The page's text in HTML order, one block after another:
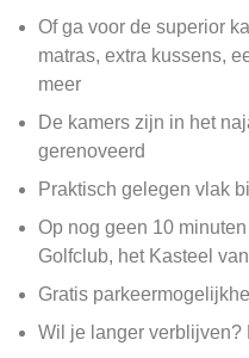
Of ga voor de superior
matras, extra kussens,
meer
De kamers zijn in het
gerenoveerd
Praktisch gelegen vlak
Op nog geen 10
Golfclub, het Kasteel
Gratis
Wil je langer verblijven?